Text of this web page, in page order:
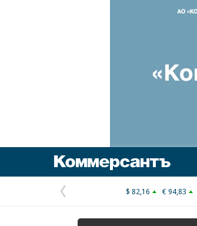
Предыдущая
страница
$ 82,16 € 94,83